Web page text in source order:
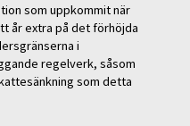
som uppkommit när
år extra på det förhöjda
i
regelverk, såsom
som detta